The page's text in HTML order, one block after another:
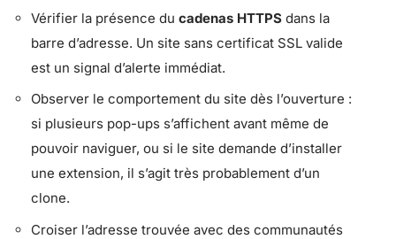
Vérifier la présence du cadenas HTTPS dans la
barre d’adresse. Un site sans certificat SSL valide
est un signal d’alerte immédiat.
Observer le comportement du site dès l’ouverture :
si plusieurs pop-ups s’affichent avant même de
pouvoir naviguer, ou si le site demande d’installer
une extension, il s’agit très probablement d’un
clone.
Croiser l’adresse trouvée avec des communautés